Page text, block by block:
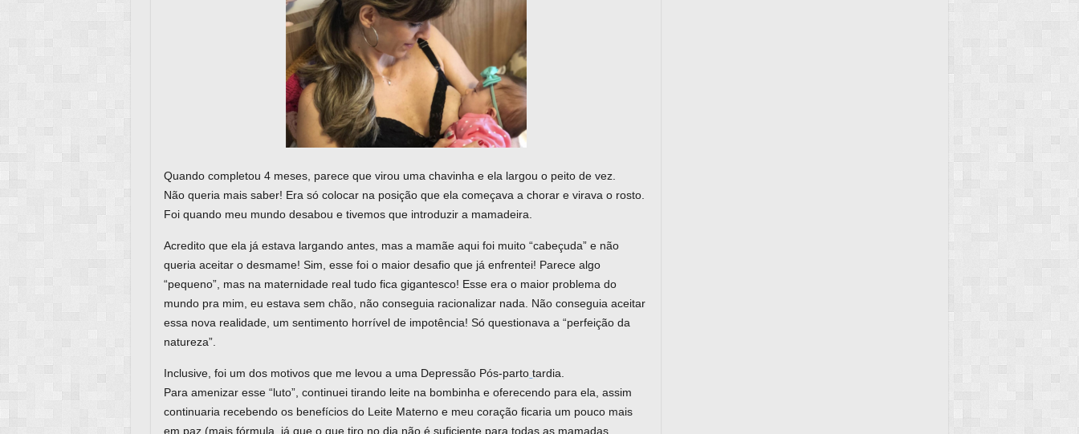
Quando completou 4 meses, parece que virou uma chavinha e ela largou o peito de vez.
Não queria mais saber! Era só colocar na posição que ela começava a chorar e virava o rosto.
Foi quando meu mundo desabou e tivemos que introduzir a mamadeira.
Acredito que ela já estava largando antes, mas a mamãe aqui foi muito “cabeçuda” e não
queria aceitar o desmame! Sim, esse foi o maior desafio que já enfrentei! Parece algo
“pequeno”, mas na maternidade real tudo fica gigantesco! Esse era o maior problema do
mundo pra mim, eu estava sem chão, não conseguia racionalizar nada. Não conseguia aceitar
essa nova realidade, um sentimento horrível de impotência! Só questionava a “perfeição da
natureza”.
Inclusive, foi um dos motivos que me levou a uma Depressão Pós-parto tardia.
Para amenizar esse “luto”, continuei tirando leite na bombinha e oferecendo para ela, assim
continuaria recebendo os benefícios do Leite Materno e meu coração ficaria um pouco mais
em paz (mais fórmula, já que o que tiro no dia não é suficiente para todas as mamadas.